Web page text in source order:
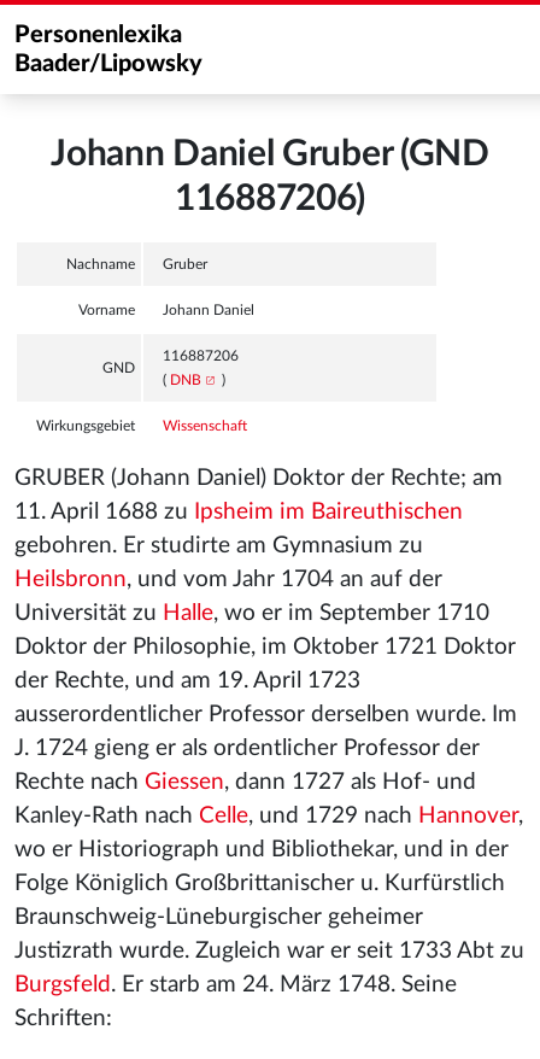
Personenlexika
Baader/Lipowsky
Johann Daniel Gruber (GND
116887206)
Nachname Gruber
Vorname Johann Daniel
GND
116887206
( DNB )
Wirkungsgebiet Wissenschaft
GRUBER (Johann Daniel) Doktor der Rechte; am
11. April 1688 zu
Ipsheim im Baireuthischen
gebohren. Er studirte am Gymnasium zu
Heilsbronn, und vom Jahr 1704 an auf der
Universität zu Halle, wo er im September 1710
Doktor der Philosophie, im Oktober 1721 Doktor
der Rechte, und am 19. April 1723
ausserordentlicher Professor derselben wurde. Im
J. 1724 gieng er als ordentlicher Professor der
Rechte nach Giessen, dann 1727 als Hof- und
Kanley-Rath nach Celle, und 1729 nach Hannover,
wo er Historiograph und Bibliothekar, und in der
Folge Königlich Großbrittanischer u. Kurfürstlich
Braunschweig-Lüneburgischer geheimer
Justizrath wurde. Zugleich war er seit 1733 Abt zu
Burgsfeld . Er starb am 24. März 1748. Seine
Schriften: